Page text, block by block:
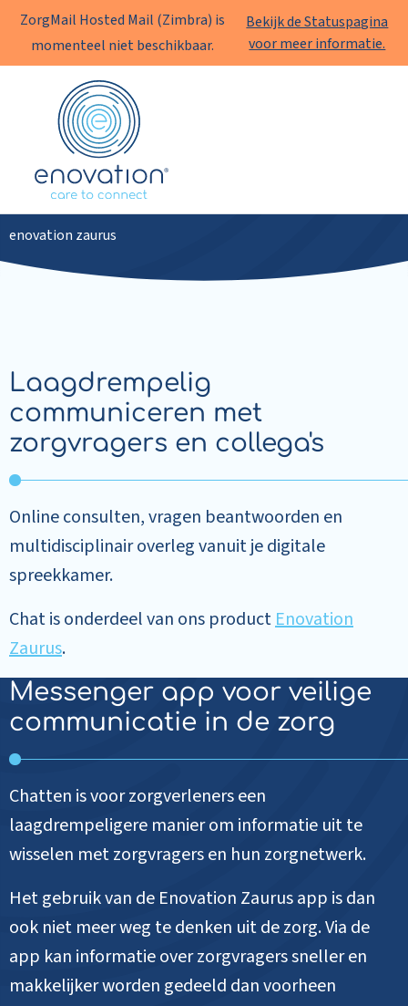
ZorgMail Hosted Mail (Zimbra) is
momenteel niet beschikbaar.
Bekijk de Statuspagina
voor meer informatie.
Enovation
Chat
enovation zaurus
Laagdrempelig
communiceren met
zorgvragers en collega's
Online consulten, vragen beantwoorden en
multidisciplinair overleg vanuit je digitale
spreekkamer.
Chat is onderdeel van ons productEnovation
Zaurus.
Messenger app voor veilige
communicatie in de zorg
Chatten is voor zorgverleners een
laagdrempeligere manier om informatie uit te
wisselen met zorgvragers en hun zorgnetwerk.
Het gebruik van de Enovation Zaurus app is dan
ook niet meer weg te denken uit de zorg. Via de
app kan informatie over zorgvragers sneller en
makkelijker worden gedeeld dan voorheen